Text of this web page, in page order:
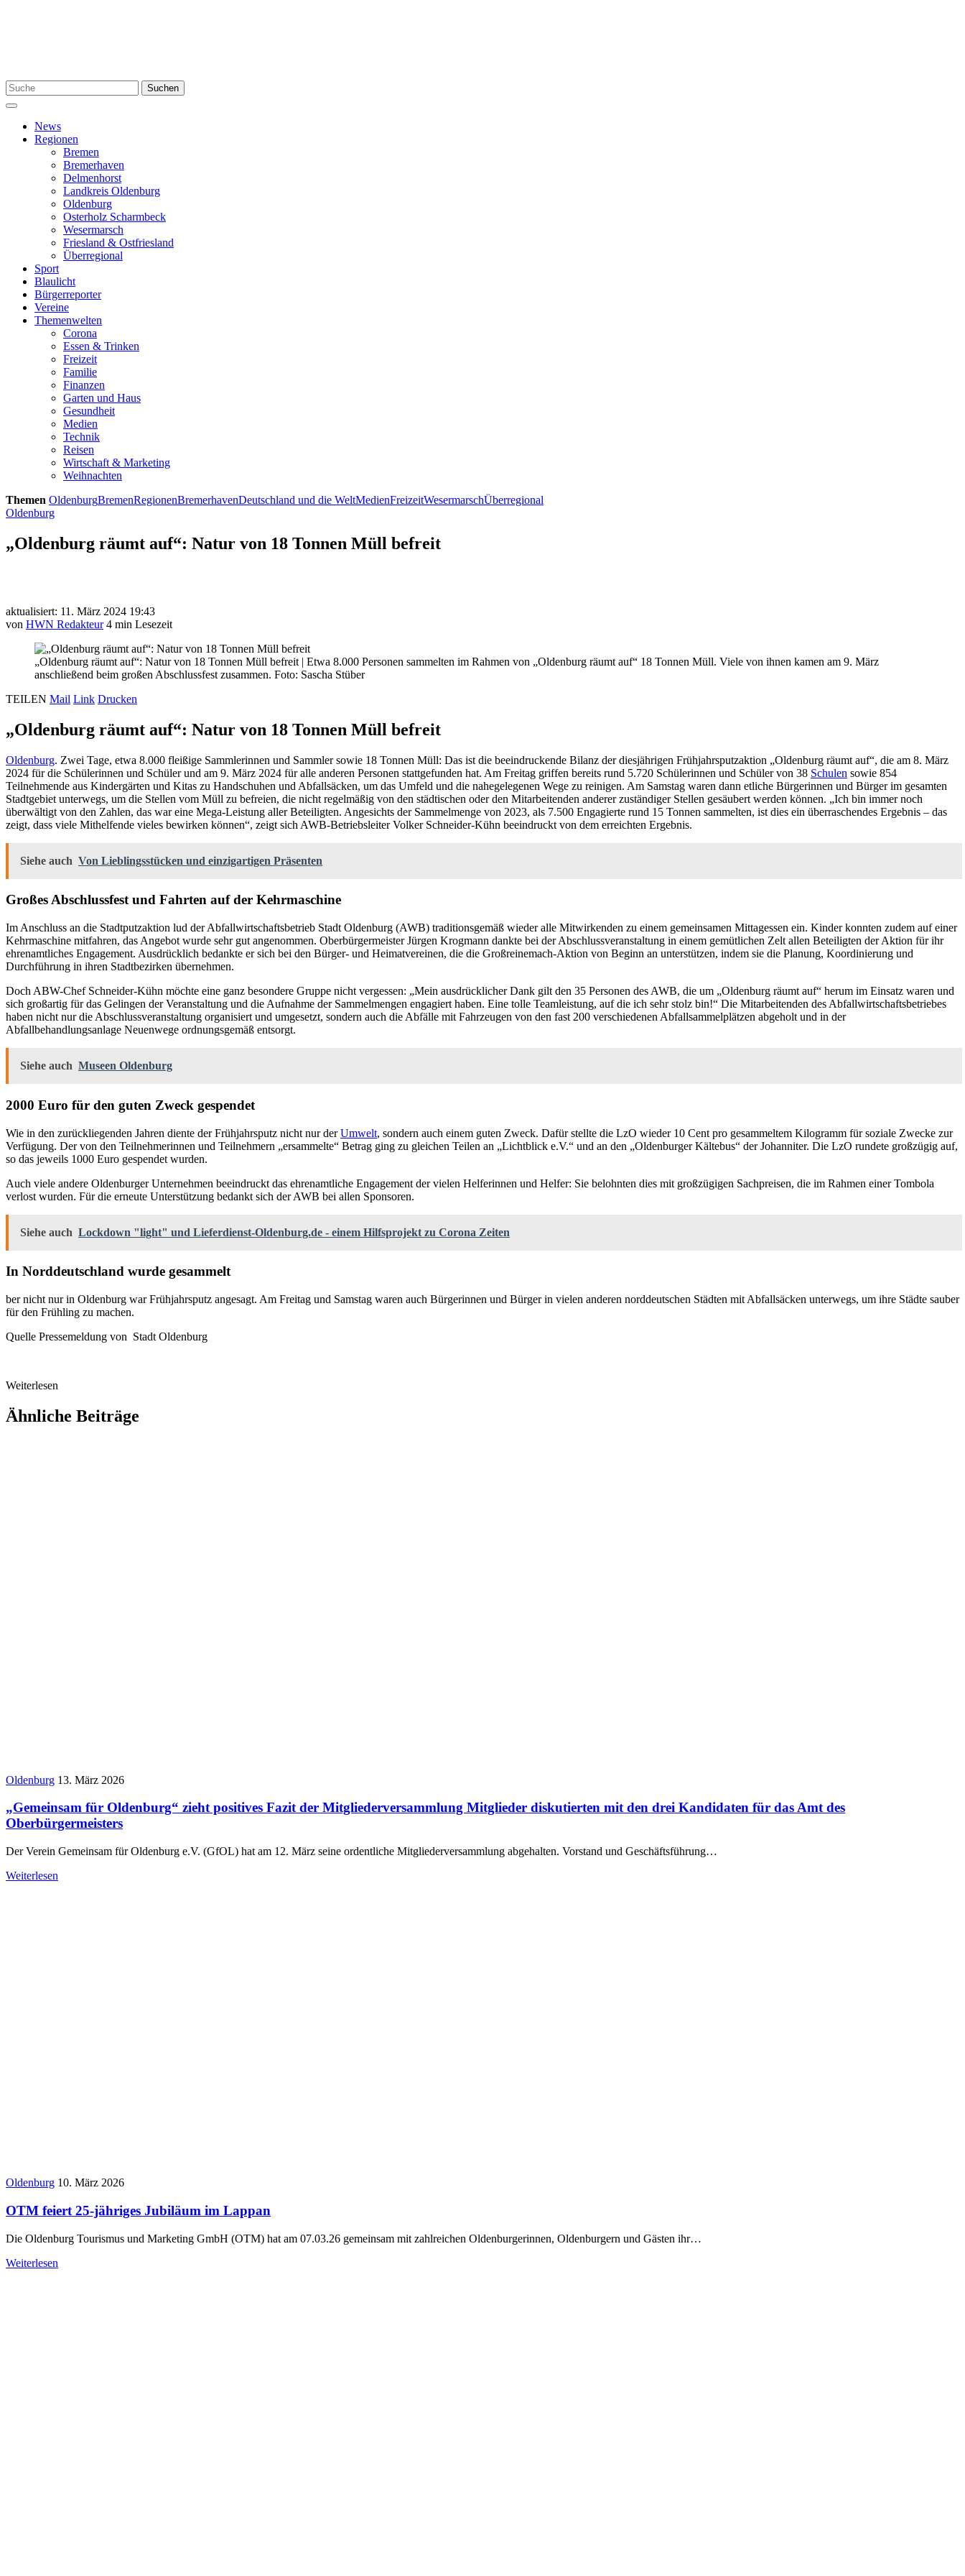
Suchen
nach:
Suchen
Menü
News
Regionen
Bremen
Bremerhaven
Delmenhorst
Landkreis Oldenburg
Oldenburg
Osterholz Scharmbeck
Wesermarsch
Friesland & Ostfriesland
Überregional
Sport
Blaulicht
Bürgerreporter
Vereine
Themenwelten
Corona
Essen & Trinken
Freizeit
Familie
Finanzen
Garten und Haus
Gesundheit
Medien
Technik
Reisen
Wirtschaft & Marketing
Weihnachten
Themen OldenburgBremenRegionenBremerhavenDeutschland und die WeltMedienFreizeitWesermarschÜberregional
Oldenburg
„Oldenburg räumt auf“: Natur von 18 Tonnen Müll befreit
aktualisiert: 11. März 2024 19:43
von HWN Redakteur 4 min Lesezeit
„Oldenburg räumt auf“: Natur von 18 Tonnen Müll befreit | Etwa 8.000 Personen sammelten im Rahmen von „Oldenburg räumt auf“ 18 Tonnen Müll. Viele von ihnen kamen am 9. März
anschließend beim großen Abschlussfest zusammen. Foto: Sascha Stüber
TEILEN Mail Link Drucken
„Oldenburg räumt auf“: Natur von 18 Tonnen Müll befreit
Oldenburg. Zwei Tage, etwa 8.000 fleißige Sammlerinnen und Sammler sowie 18 Tonnen Müll: Das ist die beeindruckende Bilanz der diesjährigen Frühjahrsputzaktion „Oldenburg räumt auf“, die am 8. März
2024 für die Schülerinnen und Schüler und am 9. März 2024 für alle anderen Personen stattgefunden hat. Am Freitag griffen bereits rund 5.720 Schülerinnen und Schüler von 38 Schulen sowie 854
Teilnehmende aus Kindergärten und Kitas zu Handschuhen und Abfallsäcken, um das Umfeld und die nahegelegenen Wege zu reinigen. Am Samstag waren dann etliche Bürgerinnen und Bürger im gesamten
Stadtgebiet unterwegs, um die Stellen vom Müll zu befreien, die nicht regelmäßig von den städtischen oder den Mitarbeitenden anderer zuständiger Stellen gesäubert werden können. „Ich bin immer noch
überwältigt von den Zahlen, das war eine Mega-Leistung aller Beteiligten. Angesichts der Sammelmenge von 2023, als 7.500 Engagierte rund 15 Tonnen sammelten, ist dies ein überraschendes Ergebnis – das
zeigt, dass viele Mithelfende vieles bewirken können“, zeigt sich AWB-Betriebsleiter Volker Schneider-Kühn beeindruckt von dem erreichten Ergebnis.
Siehe auch Von Lieblingsstücken und einzigartigen Präsenten
Großes Abschlussfest und Fahrten auf der Kehrmaschine
Im Anschluss an die Stadtputzaktion lud der Abfallwirtschaftsbetrieb Stadt Oldenburg (AWB) traditionsgemäß wieder alle Mitwirkenden zu einem gemeinsamen Mittagessen ein. Kinder konnten zudem auf einer
Kehrmaschine mitfahren, das Angebot wurde sehr gut angenommen. Oberbürgermeister Jürgen Krogmann dankte bei der Abschlussveranstaltung in einem gemütlichen Zelt allen Beteiligten der Aktion für ihr
ehrenamtliches Engagement. Ausdrücklich bedankte er sich bei den Bürger- und Heimatvereinen, die die Großreinemach-Aktion von Beginn an unterstützen, indem sie die Planung, Koordinierung und
Durchführung in ihren Stadtbezirken übernehmen.
Doch ABW-Chef Schneider-Kühn möchte eine ganz besondere Gruppe nicht vergessen: „Mein ausdrücklicher Dank gilt den 35 Personen des AWB, die um „Oldenburg räumt auf“ herum im Einsatz waren und
sich großartig für das Gelingen der Veranstaltung und die Aufnahme der Sammelmengen engagiert haben. Eine tolle Teamleistung, auf die ich sehr stolz bin!“ Die Mitarbeitenden des Abfallwirtschaftsbetriebes
haben nicht nur die Abschlussveranstaltung organisiert und umgesetzt, sondern auch die Abfälle mit Fahrzeugen von den fast 200 verschiedenen Abfallsammelplätzen abgeholt und in der
Abfallbehandlungsanlage Neuenwege ordnungsgemäß entsorgt.
Siehe auch Museen Oldenburg
2000 Euro für den guten Zweck gespendet
Wie in den zurückliegenden Jahren diente der Frühjahrsputz nicht nur derUmwelt, sondern auch einem guten Zweck. Dafür stellte die LzO wieder 10 Cent pro gesammeltem Kilogramm für soziale Zwecke zur
Verfügung. Der von den Teilnehmerinnen und Teilnehmern „ersammelte“ Betrag ging zu gleichen Teilen an „Lichtblick e.V.“ und an den „Oldenburger Kältebus“ der Johanniter. Die LzO rundete großzügig auf,
so das jeweils 1000 Euro gespendet wurden.
Auch viele andere Oldenburger Unternehmen beeindruckt das ehrenamtliche Engagement der vielen Helferinnen und Helfer: Sie belohnten dies mit großzügigen Sachpreisen, die im Rahmen einer Tombola
verlost wurden. Für die erneute Unterstützung bedankt sich der AWB bei allen Sponsoren.
Siehe auch Lockdown "light" und Lieferdienst-Oldenburg.de - einem Hilfsprojekt zu Corona Zeiten
In Norddeutschland wurde gesammelt
ber nicht nur in Oldenburg war Frühjahrsputz angesagt. Am Freitag und Samstag waren auch Bürgerinnen und Bürger in vielen anderen norddeutschen Städten mit Abfallsäcken unterwegs, um ihre Städte sauber
für den Frühling zu machen.
Quelle Pressemeldung von Stadt Oldenburg
Weiterlesen
Ähnliche Beiträge
Oldenburg 13. März 2026
„Gemeinsam für Oldenburg“ zieht positives Fazit der Mitgliederversammlung Mitglieder diskutierten mit den drei Kandidaten für das Amt des
Oberbürgermeisters
Der Verein Gemeinsam für Oldenburg e.V. (GfOL) hat am 12. März seine ordentliche Mitgliederversammlung abgehalten. Vorstand und Geschäftsführung…
Weiterlesen
Oldenburg 10. März 2026
OTM feiert 25-jähriges Jubiläum im Lappan
Die Oldenburg Tourismus und Marketing GmbH (OTM) hat am 07.03.26 gemeinsam mit zahlreichen Oldenburgerinnen, Oldenburgern und Gästen ihr…
Weiterlesen